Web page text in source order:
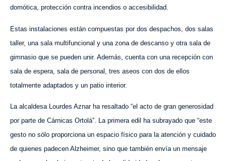
domótica, protección contra incendios o accesibilidad.
Estas instalaciones están compuestas por dos despachos, dos salas
taller, una sala multifuncional y una zona de descanso y otra sala de
gimnasio que se pueden unir. Además, cuenta con una recepción con
sala de espera, sala de personal, tres aseos con dos de ellos
totalmente adaptados y un patio interior.
La alcaldesa Lourdes Aznar ha resaltado “el acto de gran generosidad
por parte de Cárnicas Ortolá”. La primera edil ha subrayado que “este
gesto no sólo proporciona un espacio físico para la atención y cuidado
de quienes padecen Alzheimer, sino que también envía un mensaje